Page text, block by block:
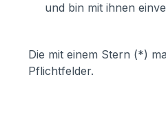
und bin mit ihnen
Die mit einem Stern (*)
Pflichtfelder.